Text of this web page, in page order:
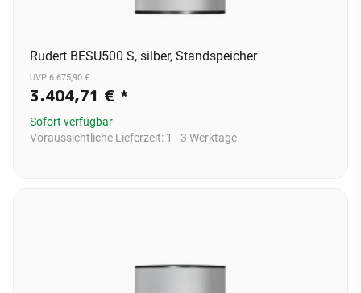
Rudert BESU500 S, silber, Standspeicher
UVP 6.675,90 €
3.404,71 € *
Sofort verfügbar
Voraussichtliche Lieferzeit: 1 - 3 Werktage